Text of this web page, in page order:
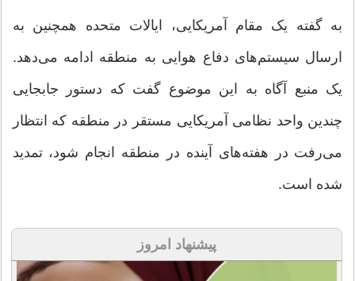
به گفته یک مقام آمریکایی، ایالات متحده همچنین به
ارسال سیستم‌های دفاع هوایی به منطقه ادامه می‌دهد.
یک منبع آگاه به این موضوع گفت که دستور جابجایی
چندین واحد نظامی آمریکایی مستقر در منطقه که انتظار
می‌رفت در هفته‌های آینده در منطقه انجام شود، تمدید
شده است.
پیشنهاد امروز